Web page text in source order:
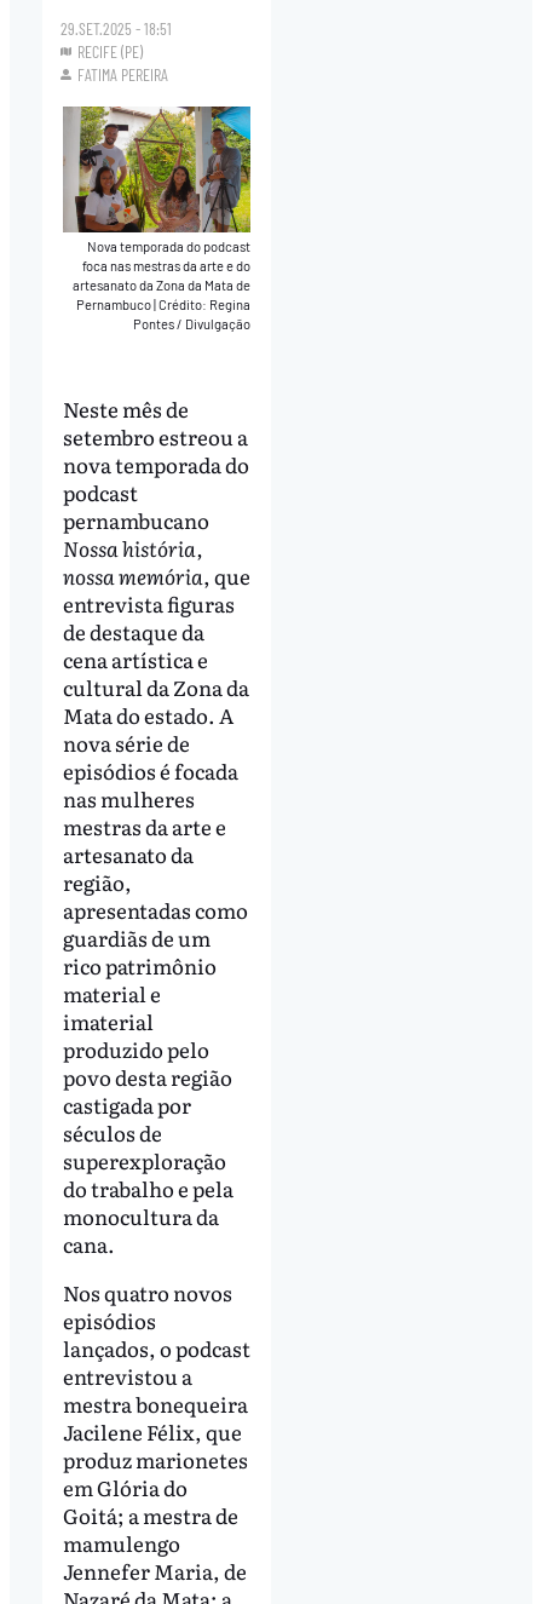
29.SET.2025 - 18:51
RECIFE (PE)
FATIMA PEREIRA
Nova temporada do podcast
foca nas mestras da arte e do
artesanato da Zona da Mata de
Pernambuco|Crédito: Regina
Pontes / Divulgação
Neste mês de
setembro estreou a
nova temporada do
podcast
pernambucano
Nossa história,
nossa memória, que
entrevista figuras
de destaque da
cena artística e
cultural da Zona da
Mata do estado. A
nova série de
episódios é focada
nas mulheres
mestras da arte e
artesanato da
região,
apresentadas como
guardiãs de um
rico patrimônio
material e
imaterial
produzido pelo
povo desta região
castigada por
séculos de
superexploração
do trabalho e pela
monocultura da
cana.
Nos quatro novos
episódios
lançados, o podcast
entrevistou a
mestra bonequeira
Jacilene Félix, que
produz marionetes
em Glória do
Goitá; a mestra de
mamulengo
Jennefer Maria, de